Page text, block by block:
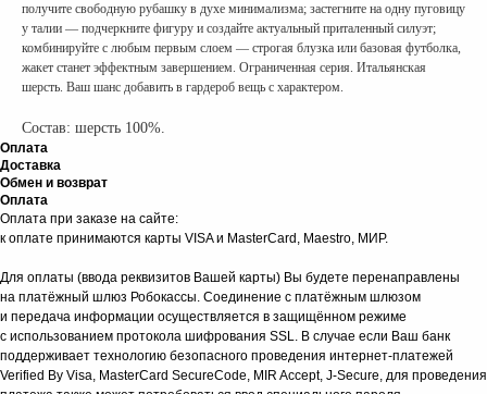
получите свободную рубашку в духе минимализма; застегните на одну пуговицу
у талии — подчеркните фигуру и создайте актуальный приталенный силуэт;
комбинируйте с любым первым слоем — строгая блузка или базовая футболка,
жакет станет эффектным завершением. Ограниченная серия. Итальянская
шерсть. Ваш шанс добавить в гардероб вещь с характером.
Состав: шерсть 100%.
Оплата
Доставка
Обмен и возврат
Оплата
Оплата при заказе на сайте:
к оплате принимаются карты VISA и MasterCard, Maestro, МИР.
Для оплаты (ввода реквизитов Вашей карты) Вы будете перенаправлены
на платёжный шлюз Робокассы. Соединение с платёжным шлюзом
и передача информации осуществляется в защищённом режиме
с использованием протокола шифрования SSL. В случае если Ваш банк
поддерживает технологию безопасного проведения интернет-платежей
Verified By Visa, MasterCard SecureCode, MIR Accept, J-Secure, для проведения